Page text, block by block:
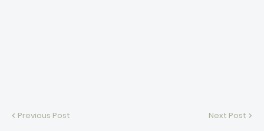
Previous Post Next Post